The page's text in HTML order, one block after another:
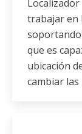
trabajar en
que es
ubicación
cambiar las